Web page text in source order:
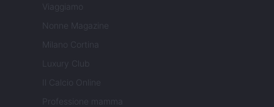
Viaggiamo
Nonne Magazine
Milano Cortina
Luxury Club
Il Calcio Online
Professione mamma